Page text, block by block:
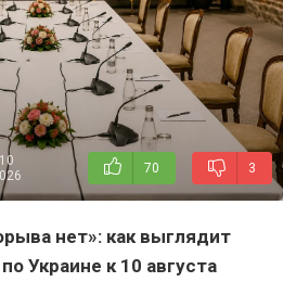
70 3
нет»: как выглядит
Украине к 10 августа